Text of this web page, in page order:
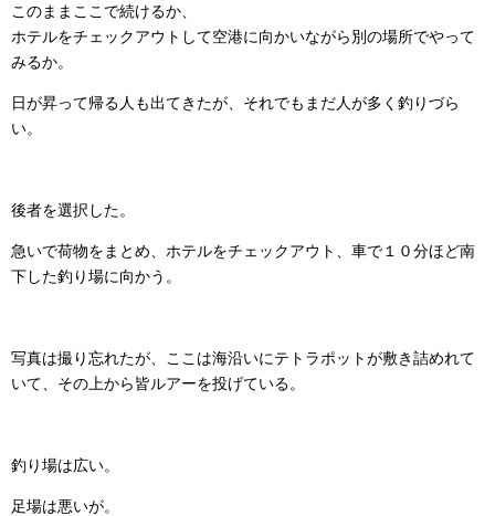
このままここで続けるか、
ホテルをチェックアウトして空港に向かいながら別の場所でやって
みるか。
日が昇って帰る人も出てきたが、それでもまだ人が多く釣りづら
い。
後者を選択した。
急いで荷物をまとめ、ホテルをチェックアウト、車で１０分ほど南
下した釣り場に向かう。
写真は撮り忘れたが、ここは海沿いにテトラポットが敷き詰めれて
いて、その上から皆ルアーを投げている。
釣り場は広い。
足場は悪いが。